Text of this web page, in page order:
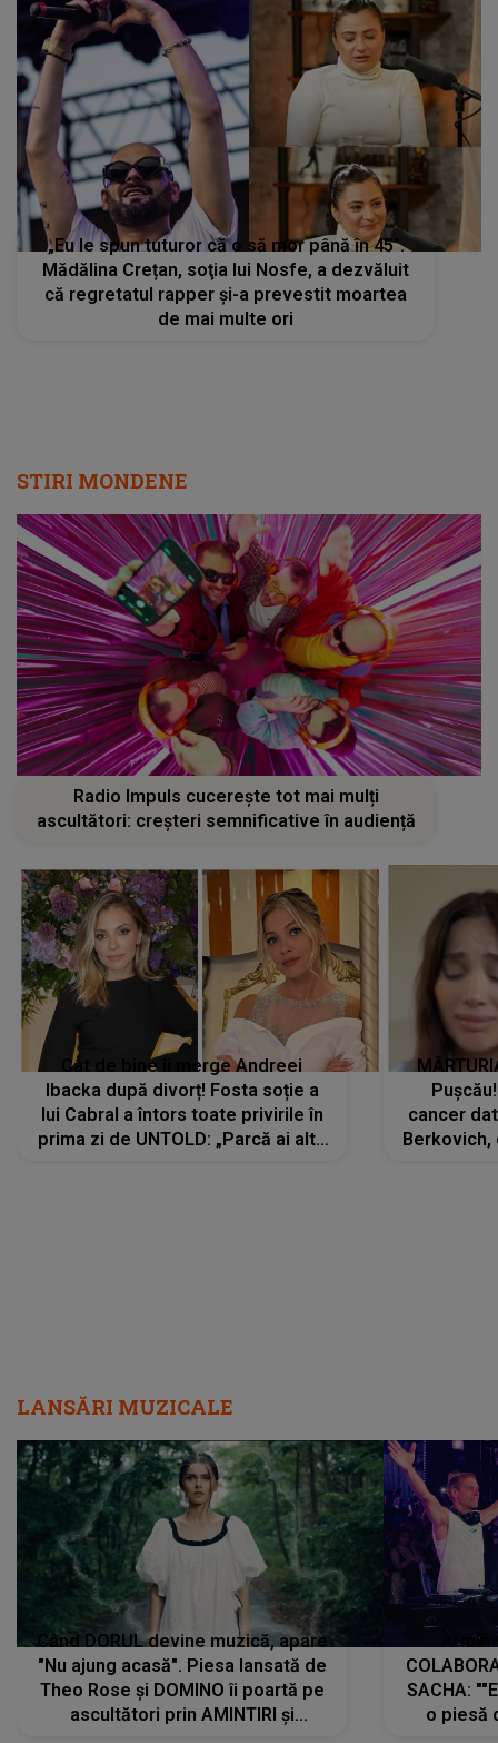
„Eu le spun tuturor că o să mor până în 45”.
Mădălina Crețan, soţia lui Nosfe, a dezvăluit
că regretatul rapper și-a prevestit moartea
de mai multe ori
STIRI MONDENE
Radio Impuls cucerește tot mai mulți
ascultători: creșteri semnificative în audiență
Cât de bine îi merge Andreei
Ibacka după divorț! Fosta soție a
lui Cabral a întors toate privirile în
prima zi de UNTOLD: „Parcă ai altă
cancer
Berkovich,
LANSĂRI MUZICALE
Când DORUL devine muzică, apare
"Nu ajung acasă". Piesa lansată de
Theo Rose și DOMINO îi poartă pe
ascultători prin AMINTIRI și
SACHA:
o piesă